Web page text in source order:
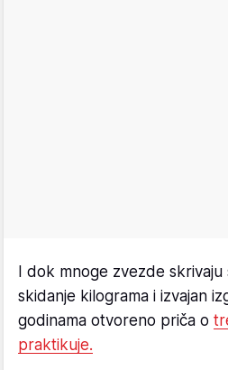
I dok mnoge zvezde
skidanje kilograma i izvajan
godinama otvoreno priča o
praktikuje.